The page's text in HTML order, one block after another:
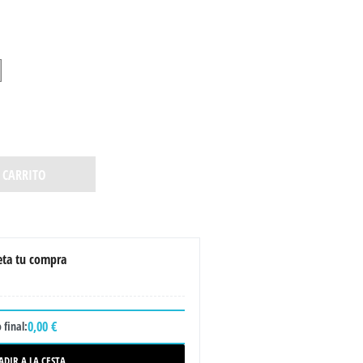
tu compra
final:0,00 €